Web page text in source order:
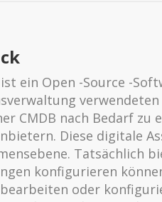
ein Open -Source -
CMDB nach Bedarf
Diese digitale
Tatsächlich
konfigurieren
oder